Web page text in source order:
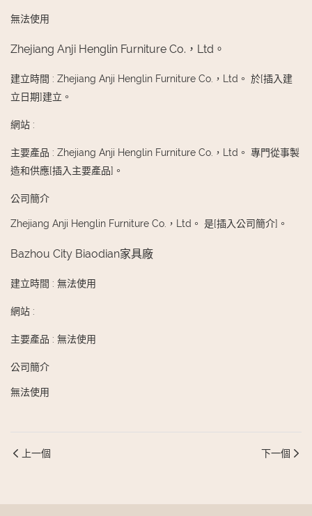
無法使用
Zhejiang Anji Henglin Furniture Co.，Ltd。
建立時間 : Zhejiang Anji Henglin Furniture Co.，Ltd。 於[插入建
立日期]建立。
網站 :
主要產品 : Zhejiang Anji Henglin Furniture Co.，Ltd。 專門從事製
造和供應[插入主要產品]。
公司簡介
Zhejiang Anji Henglin Furniture Co.，Ltd。 是[插入公司簡介]。
Bazhou City Biaodian家具廠
建立時間 : 無法使用
網站 :
主要產品 : 無法使用
公司簡介
無法使用
上一個 下一個